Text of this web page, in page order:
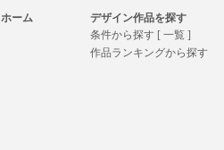
ホーム
デザイン作品を探す
条件から探す [ 一覧 ]
作品ランキングから探す